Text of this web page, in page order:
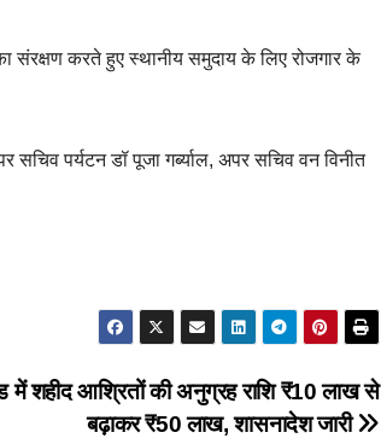
संरक्षण करते हुए स्थानीय समुदाय के लिए रोजगार के
पर्यटन डॉ पूजा गर्ब्याल, अपर सचिव वन विनीत
में शहीद आश्रितों की अनुग्रह राशि ₹10 लाख से
बढ़ाकर ₹50 लाख, शासनादेश जारी